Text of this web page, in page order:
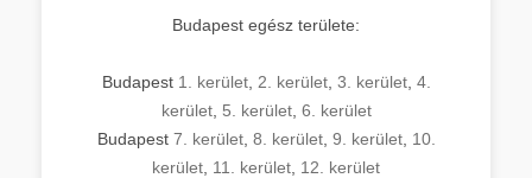
Budapest egész területe:
Budapest 1. kerület, 2. kerület, 3. kerület, 4.
kerület, 5. kerület, 6. kerület
Budapest 7. kerület, 8. kerület, 9. kerület, 10.
kerület 11. kerület 12. kerület